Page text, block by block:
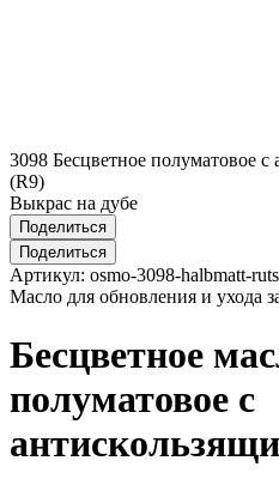
3098 Бесцветное полуматовое
(R9)
Выкрас на дубе
Поделиться
Поделиться
Артикул: osmo-3098-halbmatt-
Масло для обновления и ухода
Бесцветное
полуматовое с